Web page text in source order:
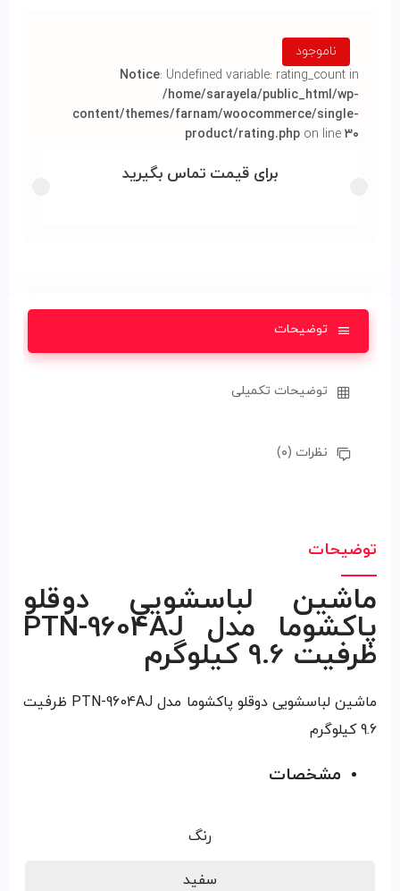
ناموجود
Notice: Undefined variable: rating_count in
/home/sarayela/public_html/wp-
content/themes/farnam/woocommerce/single-
product/rating.php on line۳۰
برای قیمت تماس بگیرید
توضیحات
توضیحات تکمیلی
نظرات (۰)
توضیحات
ماشین لباسشویی دوقلو
پاکشوما مدل PTN-9604AJ
ظرفیت 9.6 کیلوگرم
ماشین لباسشویی دوقلو پاکشوما مدل PTN-9604AJ ظرفیت
9.6 کیلوگرم
مشخصات
رنگ
سفید